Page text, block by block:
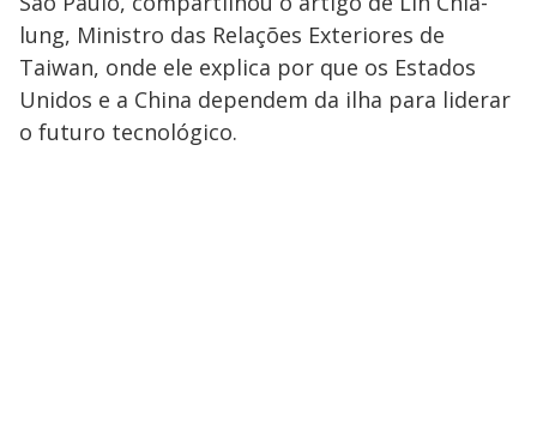
lung, Ministro das Relações Exteriores de
Taiwan, onde ele explica por que os Estados
Unidos e a China dependem da ilha para liderar
o futuro tecnológico.